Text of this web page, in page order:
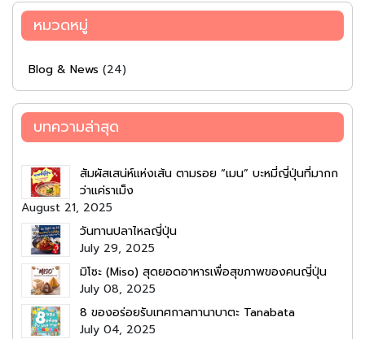
หมวดหมู่
Blog & News (24)
บทความล่าสุด
สัมผัสเสน่ห์แห่งเส้น ตามรอย “เมน” บะหมี่ญี่ปุ่นที่มากก
ว่าแค่ราเม็ง
August 21, 2025
วันทานปลาไหลญี่ปุ่น
July 29, 2025
มิโซะ (Miso) สุดยอดอาหารเพื่อสุขภาพของคนญี่ปุ่น
July 08, 2025
8 ของอร่อยรับเทศกาลทานาบาตะ Tanabata
July 04, 2025